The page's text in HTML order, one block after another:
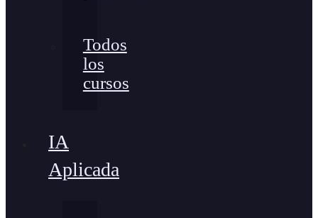
Todos
los
cursos
IA
Aplicada